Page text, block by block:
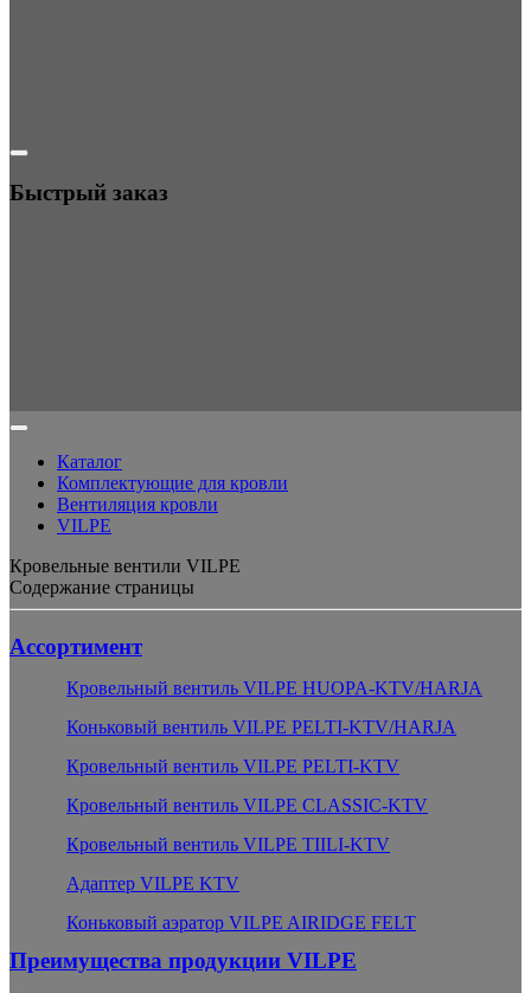
Быстрый заказ
Каталог
Комплектующие для кровли
Вентиляция кровли
VILPE
Кровельные вентили VILPE
Содержание страницы
Ассортимент
Кровельный вентиль VILPE HUOPA-KTV/HARJA
Коньковый вентиль VILPE PELTI-KTV/HARJA
Кровельный вентиль VILPE PELTI-KTV
Кровельный вентиль VILPE CLASSIC-KTV
Кровельный вентиль VILPE TIILI-KTV
Адаптер VILPE KTV
Коньковый аэратор VILPE AIRIDGE FELT
Преимущества продукции VILPE